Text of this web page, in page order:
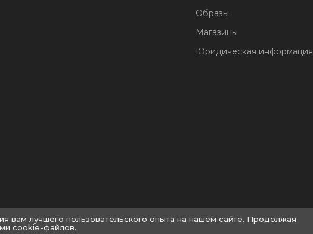
Образы
Магазины
Юридическая информация
вам лучшего пользовательского опыта на нашем сайте. Продолжая
cookie-файлов.